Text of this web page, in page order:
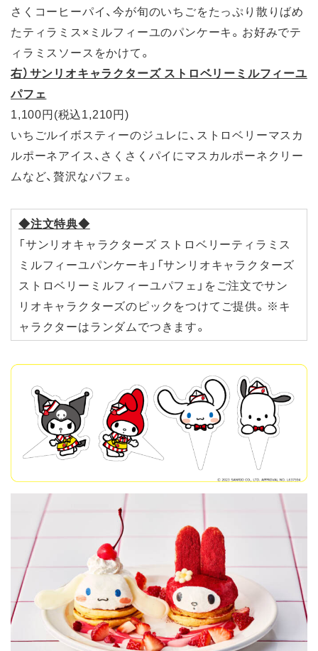
さくコーヒーパイ、今が旬のいちごをたっぷり散りばめ
たティラミス×ミルフィーユのパンケーキ。お好みでテ
ィラミスソースをかけて。
右）サンリオキャラクターズ ストロベリーミルフィーユ
パフェ
1,100円(税込1,210円)
いちごルイボスティーのジュレに、ストロベリーマスカ
ルポーネアイス、さくさくパイにマスカルポーネクリー
ムなど、贅沢なパフェ。
◆注文特典◆
「サンリオキャラクターズ ストロベリーティラミス
ミルフィーユパンケーキ」「サンリオキャラクターズ
ストロベリーミルフィーユパフェ」をご注文でサン
リオキャラクターズのピックをつけてご提供。※キ
ャラクターはランダムでつきます。